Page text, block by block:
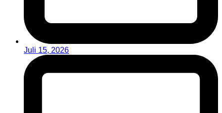
Juli 15, 2026